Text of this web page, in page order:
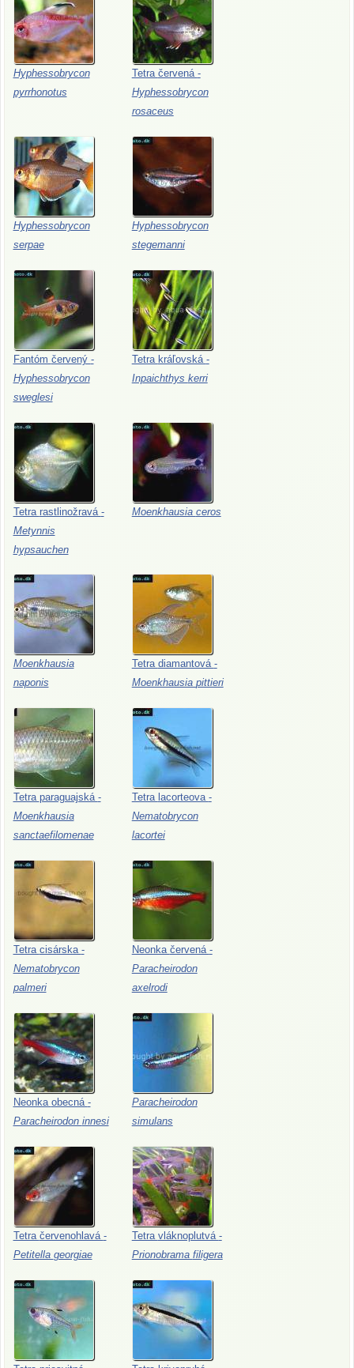
Hyphessobrycon
pyrrhonotus
Tetra červená -
Hyphessobrycon
rosaceus
Hyphessobrycon
serpae
Hyphessobrycon
stegemanni
Fantóm červený -
Hyphessobrycon
sweglesi
Tetra kráľovská -
Inpaichthys kerri
Tetra rastlinožravá -
Metynnis
hypsauchen
Moenkhausia ceros
Moenkhausia
naponis
Tetra diamantová -
Moenkhausia pittieri
Tetra paraguajská -
Moenkhausia
sanctaefilomenae
Tetra lacorteova -
Nematobrycon
lacortei
Tetra cisárska -
Nematobrycon
palmeri
Neonka červená -
Paracheirodon
axelrodi
Neonka obecná -
Paracheirodon innesi
Paracheirodon
simulans
Tetra červenohlavá -
Petitella georgiae
Tetra vláknoplutvá -
Prionobrama filigera